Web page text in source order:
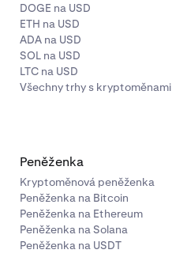
DOGE na USD
ETH na USD
ADA na USD
SOL na USD
LTC na USD
Všechny trhy s kryptoměnami
Peněženka
Kryptoměnová peněženka
Peněženka na Bitcoin
Peněženka na Ethereum
Peněženka na Solana
Peněženka na USDT